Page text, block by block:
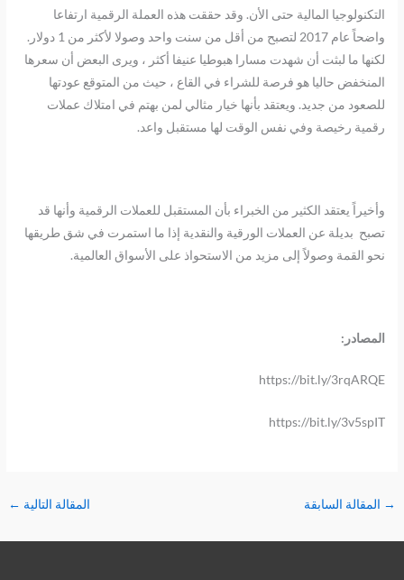
التكنولوجيا المالية حتى الأن. وقد حققت هذه العملة الرقمية ارتفاعا
واضحاً عام 2017 لتصبح من أقل من سنت واحد وصولا لأكثر من 1 دولار.
لكنها ما لبثت أن شهدت مسارا هبوطيا عنيفا أكثر ، ويرى البعض أن سعرها
المنخفض حاليا هو فرصة للشراء في القاع ، حيث من المتوقع عودتها
للصعود من جديد. ويعتقد بأنها خيار مثالي لمن بهتم في امتلاك عملات
رقمية رخيصة وفي نفس الوقت لها مستقبل واعد.
وأخيراً يعتقد الكثير من الخبراء بأن المستقبل للعملات الرقمية وأنها قد
تصبح بديلة عن العملات الورقية والنقدية إذا ما استمرت في شق طريقها
نحو القمة وصولاً إلى مزيد من الاستحواذ على الأسواق العالمية.
المصادر:
https://bit.ly/3rqARQE
https://bit.ly/3v5spIT
→ المقالة السابقة المقالة التالية ←